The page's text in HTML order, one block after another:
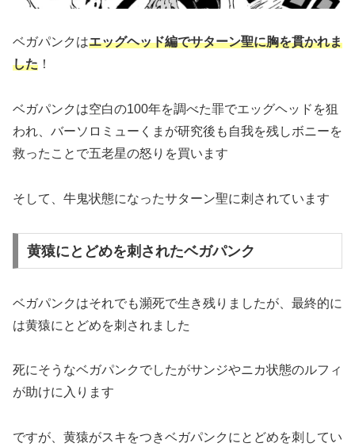
ベガパンクはエッグヘッド編でサターン聖に胸を貫かれま
した ！
ベガパンクは空白の100年を調べた罪でエッグヘッドを狙
われ、バーソロミューくまが研究後も自我を残しボニーを
救ったことで五老星の怒りを買います
そして、牛鬼状態になったサターン聖に刺されています
黄猿にとどめを刺されたベガパンク
ベガパンクはそれでも瀕死で生き残りましたが、最終的に
は黄猿にとどめを刺されました
死にそうなベガパンクでしたがサンジやニカ状態のルフィ
が助けに入ります
ですが、黄猿がスキをつきベガパンクにとどめを刺してい